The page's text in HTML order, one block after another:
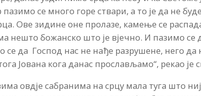
се много горе ствари, а то је да не
Ове зидине оне пролазе, камење се
нешто божанско што је вјечно. И пазимо се
се да Господ нас не нађе разрушене, него
Јована кога данас прослављамо“, рекао
овдје сабранима на срцу мала туга што